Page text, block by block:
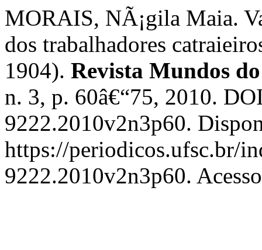
MORAIS, NÃ¡gila Maia.
dos trabalhadores
1904). Revista Mundos
n. 3, p. 60â€“75, 2010.
9222.2010v2n3p60.
https://periodicos.ufsc.br/
9222.2010v2n3p60.